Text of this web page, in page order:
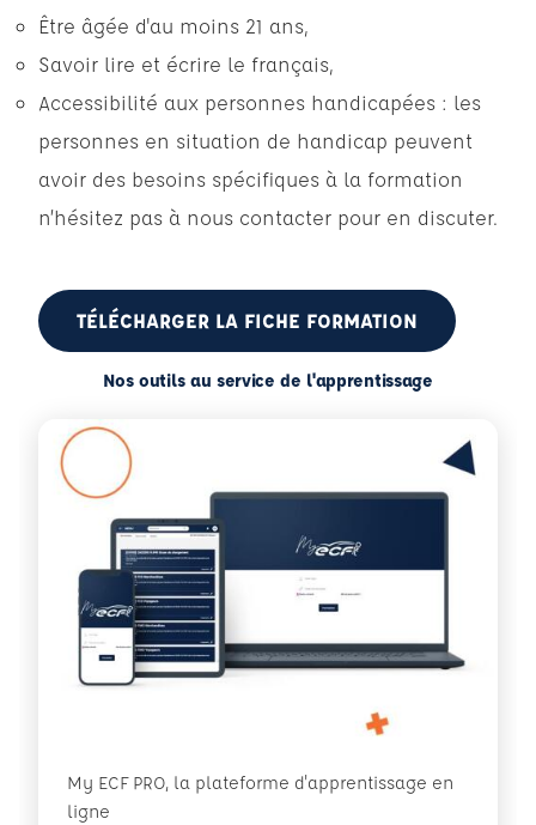
Être âgée d'au moins 21 ans,
Savoir lire et écrire le français,
Accessibilité aux personnes handicapées : les
personnes en situation de handicap peuvent
avoir des besoins spécifiques à la formation
n’hésitez pas à nous contacter pour en discuter.
TÉLÉCHARGER LA FICHE FORMATION
Nos outils au service de l'apprentissage
My ECF PRO, la plateforme d'apprentissage en
ligne